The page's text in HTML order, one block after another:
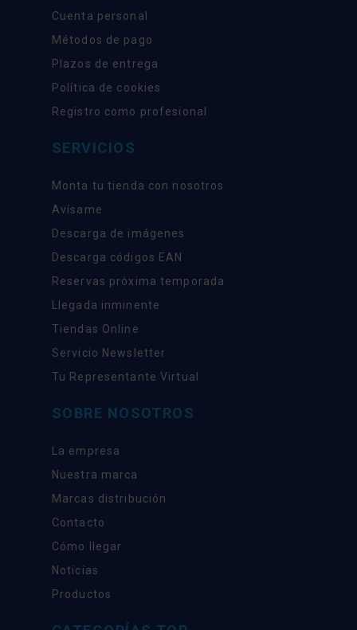
Cuenta personal
Métodos de pago
Plazos de entrega
Política de cookies
Registro como profesional
SERVICIOS
Monta tu tienda con nosotros
Avísame
Descarga de imágenes
Descarga códigos EAN
Reservas próxima temporada
Llegada inminente
Tiendas Online
Servicio Newsletter
Tu Representante Virtual
SOBRE NOSOTROS
La empresa
Nuestra marca
Marcas distribución
Contacto
Cómo llegar
Noticias
Productos